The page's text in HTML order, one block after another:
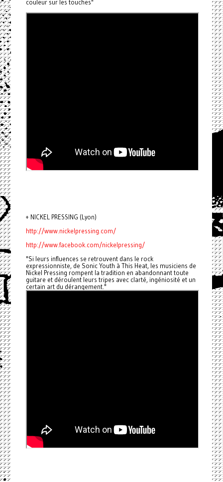
couleur sur les touches"
+ NICKEL PRESSING (Lyon)
http://www.nickelpressing.com/
http://www.facebook.com/nickelpressing/
"Si leurs influences se retrouvent dans le rock
expressionniste, de Sonic Youth à This Heat, les musiciens de
Nickel Pressing rompent la tradition en abandonnant toute
guitare et déroulent leurs tripes avec clarté, ingéniosité et un
certain art du dérangement."